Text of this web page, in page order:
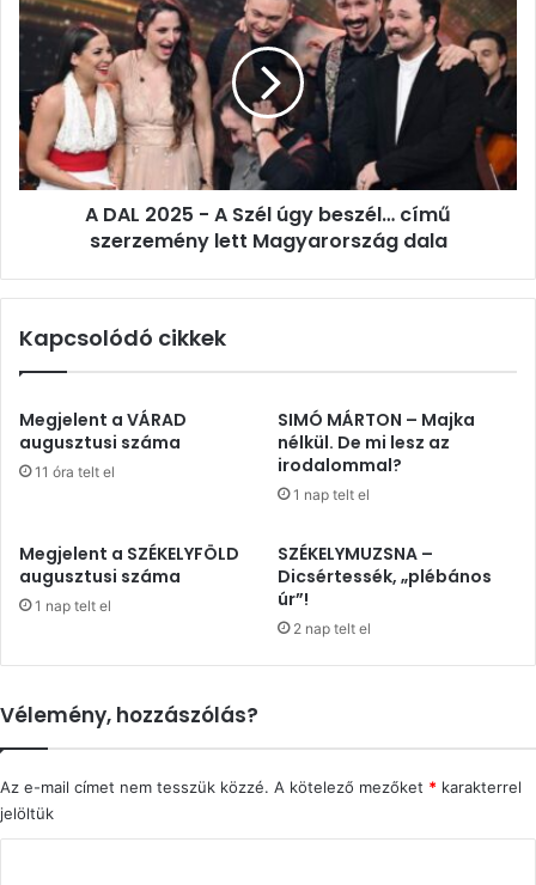
DAL
2025
A
Szél
úgy
beszél…
című
szerzeményA DAL 2025 - A Szél úgy beszél… című
szerzemény lett Magyarország dala
Kapcsolódó cikkek
Megjelent a VÁRAD
augusztusi száma
11 óra telt el
SIMÓ MÁRTON – Majka
nélkül. De mi lesz az
irodalommal?
1 nap telt el
Megjelent a SZÉKELYFÖLD
augusztusi száma
1 nap telt el
SZÉKELYMUZSNA –
Dicsértessék, „plébános
úr”!
2 nap telt el
Vélemény, hozzászólás?
Az e-mail címet nem tesszük közzé. A kötelező mezőket * karakterrel
jelöltük